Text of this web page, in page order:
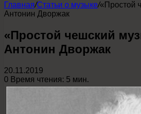
Главная/Статьи о музыке/«Простой
Антонин Дворжак
«Простой чешский
Антонин Дворжак
20.11.2019
0 Время чтения: 5 мин.